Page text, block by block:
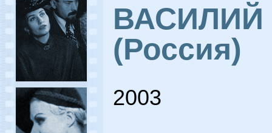
ВАСИЛИЙ
(Россия)
2003